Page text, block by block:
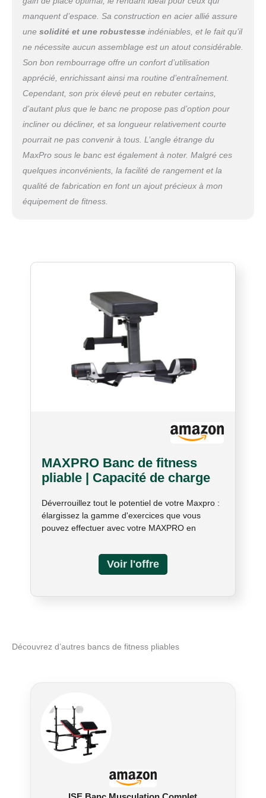
manquent d’espace. Sa construction en acier allié assure
une solidité et une robustesseindéniables, et le fait qu’il
ne nécessite aucun assemblage est un atout considérable.
Son bon rembourrage offre un confort d’utilisation
apprécié, enrichissant ainsi ma routine d’entraînement.
Cependant, son prix élevé peut en rebuter certains,
d’autant plus que le banc ne propose pas d’option pour
incliner ou décliner, et sa longueur relativement courte
pourrait ne pas convenir à tous. L’angle étrange du
MaxPro sous le banc est également à noter. Malgré ces
quelques inconvénients, la facilité de rangement et la
qualité de fabrication en font un ajout précieux à mon
équipement de fitness.
MAXPRO Banc de fitness
pliable | Capacité de charge
SmartConnect Cable Home
Gym vendu séparément
Déverrouillez tout le potentiel de votre Maxpro :
élargissez la gamme d'exercices que vous
pouvez effectuer avec votre MAXPRO en
Des développés couchés et des step-ups aux
rangées et aux tractions lat, ce banc améliore
les capacités de votre équipement
fermement la MAXPRO en place, soulage la
domicile. Facile à transporter : fabriqué en
aluminium de qualité aérospatiale, ce banc est à
la fois solide et léger, idéal pour les
entraînements à la maison ou à l'extérieur. Le
surface facile à nettoyer, tandis que le banc est
Découvrez d’autres bancs de fitness pliables